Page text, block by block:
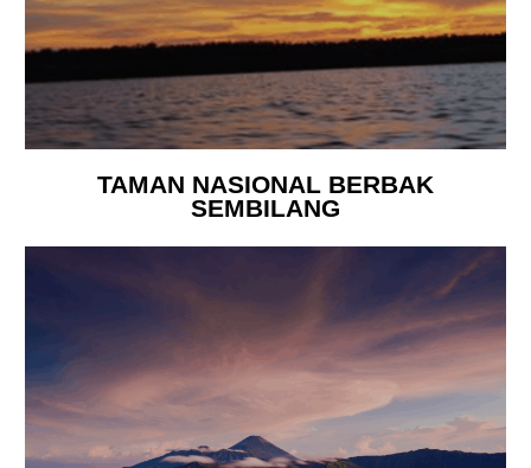
TAMAN NASIONAL BERBAK
SEMBILANG